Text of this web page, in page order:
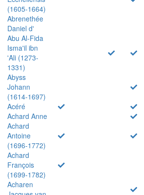
(1605-1664)
Abrenethée
Daniel d'
Abu Al-Fida
Isma'il ibn
'Ali (1273-
1331)
Abyss
Johann
(1614-1697)
Acéré
Achard Anne
Achard
Antoine
(1696-1772)
Achard
François
(1699-1782)
Acharen